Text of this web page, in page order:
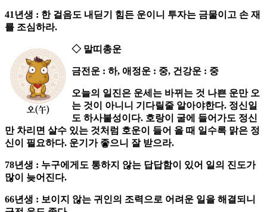
41년생 : 한 걸음도 내딛기 힘든 운이니 투자는 금물이고 손 재
를 조심하라.
◇ 말띠총운
금전운 : 하, 애정운 : 중, 건강운 : 중
오늘의 일진은 운세는 바뀌는 것 나쁜 운만 오
는 것이 아니니 기다릴줄 알아야한다. 정신일
도 하사불성이다. 호랑이 굴에 들어가도 정신
만 차리면 살수 있는 것처럼 호운이 들어 올 때 일수록 맑은 정
신이 필요하다. 운기가 좋으니 잘 받으라.
78년생 : 누구에게도 통하지 않는 답답함이 있어 일의 진도가
많이 늦어진다.
66년생 : 보이지 않는 귀인의 조력으로 어려운 일을 해결되니